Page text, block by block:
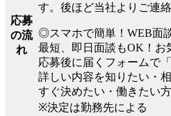
応募
の流
れ
す。後ほど当社よりご連
◎スマホで簡単！WEB面
最短、即日面談もOK！お
応募後に届くフォームで
詳しい内容を知りたい・
すぐ決めたい・働きたい
※決定は勤務先による